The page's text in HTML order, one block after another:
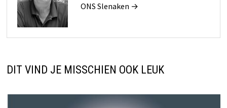
ONS Slenaken →
DIT VIND JE MISSCHIEN OOK LEUK